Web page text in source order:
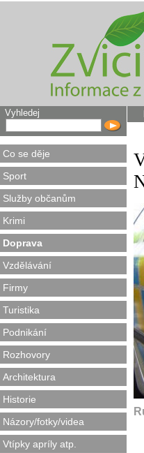
Vyhledej
Co se děje
Sport
Služby občanům
Krimi
Doprava
Vzdělávání
Firmy
Turistika
Podnikání
Rozhovory
Architektura
Historie
Názory/fotky/videa
Vtípky apríly atp.